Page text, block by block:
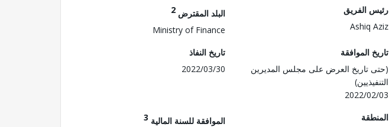
رئيس الفريق
Ashiq Aziz
البلد المقترض 2
Ministry of Finance
تاريخ الموافقة
(حتى تاريخ العرض على مجلس المديرين
التنفيذيين)
2022/02/03
تاريخ النفاذ
2022/03/30
المنطقة
الموافقة للسنة المالية 3